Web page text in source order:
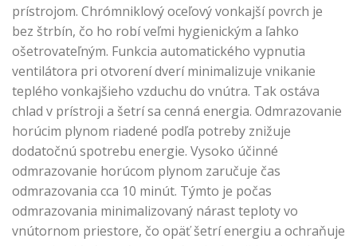
prístrojom. Chrómniklový oceľový vonkajší povrch je
bez štrbín, čo ho robí veľmi hygienickým a ľahko
ošetrovateľným. Funkcia automatického vypnutia
ventilátora pri otvorení dverí minimalizuje vnikanie
teplého vonkajšieho vzduchu do vnútra. Tak ostáva
chlad v prístroji a šetrí sa cenná energia. Odmrazovanie
horúcim plynom riadené podľa potreby znižuje
dodatočnú spotrebu energie. Vysoko účinné
odmrazovanie horúcom plynom zaručuje čas
odmrazovania cca 10 minút. Týmto je počas
odmrazovania minimalizovaný nárast teploty vo
vnútornom priestore, čo opäť šetrí energiu a ochraňuje